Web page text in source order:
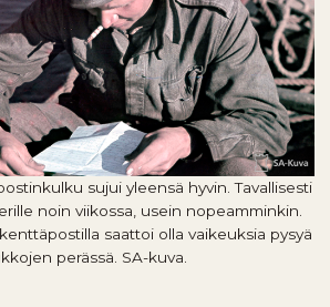
sujui yleensä hyvin. Tavallisesti
noin viikossa, usein nopeamminkin.
saattoi olla vaikeuksia pysyä
perässä. SA-kuva.